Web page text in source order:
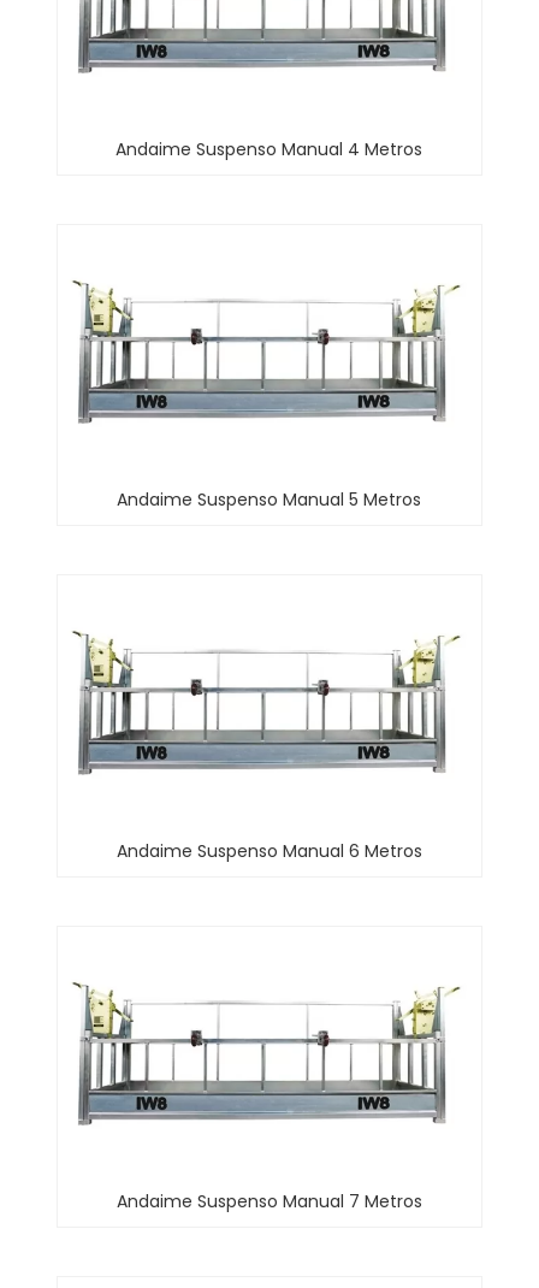
Andaime Suspenso Manual 4 Metros
Andaime Suspenso Manual 5 Metros
Andaime Suspenso Manual 6 Metros
Andaime Suspenso Manual 7 Metros